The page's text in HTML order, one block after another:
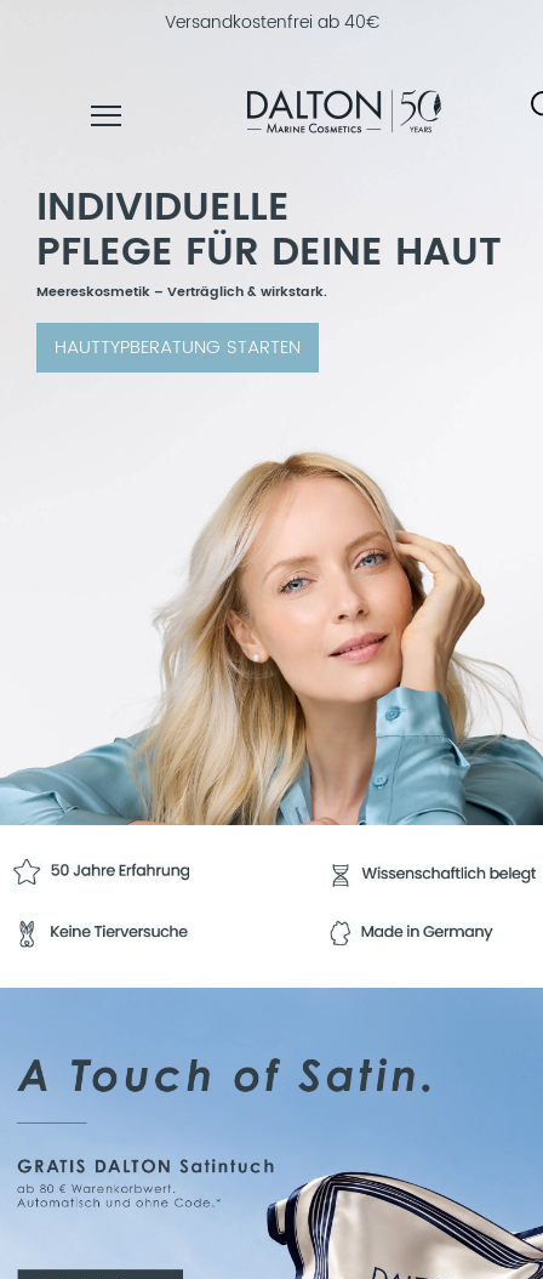
30 Tage Geld-zurück-Garantie
PRODUKTE
PFLEGELINIEN
NAHRUNGSERGÄNZUNG
PRODUKTFINDER
ÜBER
INDIVIDUELLE
PFLEGE FÜR DEINE HAUT
Meereskosmetik – Verträglich & wirkstark.
HAUTTYPBERATUNG STARTEN